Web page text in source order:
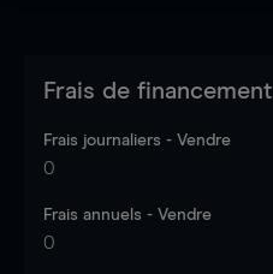
Frais de financement
Frais journaliers - Vendre
0
Frais annuels - Vendre
0